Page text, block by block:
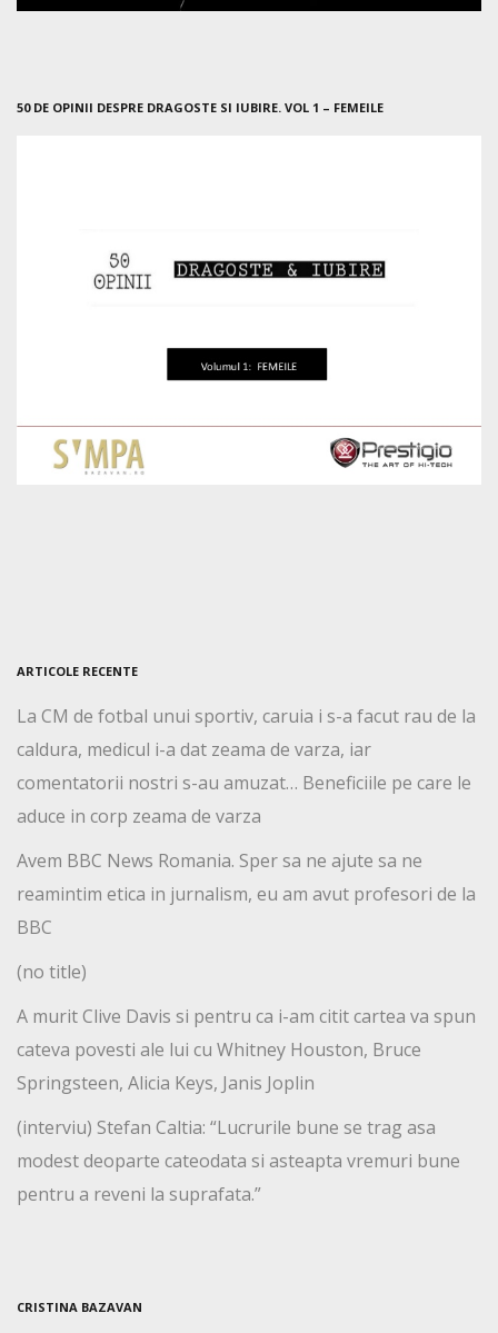
50 DE OPINII DESPRE DRAGOSTE SI IUBIRE. VOL 1 – FEMEILE
ARTICOLE RECENTE
La CM de fotbal unui sportiv, caruia i s-a facut rau de la
caldura, medicul i-a dat zeama de varza, iar
comentatorii nostri s-au amuzat… Beneficiile pe care le
aduce in corp zeama de varza
Avem BBC News Romania. Sper sa ne ajute sa ne
reamintim etica in jurnalism, eu am avut profesori de la
BBC
(no title)
A murit Clive Davis si pentru ca i-am citit cartea va spun
cateva povesti ale lui cu Whitney Houston, Bruce
Springsteen, Alicia Keys, Janis Joplin
(interviu) Stefan Caltia: “Lucrurile bune se trag asa
modest deoparte cateodata si asteapta vremuri bune
pentru a reveni la suprafata.”
CRISTINA BAZAVAN